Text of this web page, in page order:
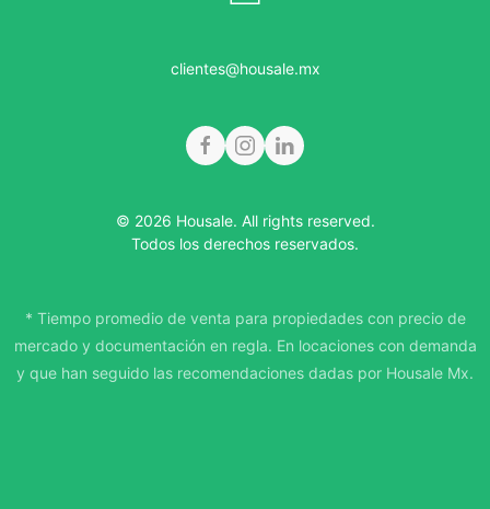
clientes@housale.mx
© 2026 Housale. All rights reserved.
Todos los derechos reservados.
* Tiempo promedio de venta para propiedades con precio de
mercado y documentación en regla. En locaciones con demanda
y que han seguido las recomendaciones dadas por Housale Mx.